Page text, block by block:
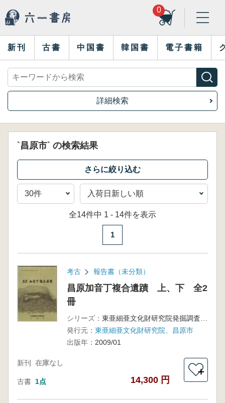
0
新刊 古書 中国書 韓国書 電子書籍
詳細検索
`昌原市` の検索結果
全14件中 1 - 14件を表示
1
考古 報告書（未分類）
昌原加音丁複合遺蹟 上、下 全2
冊
シリーズ：
発行元： 東亜細亜文化財研究院、昌原市
出版年： 2009/01
新刊 在庫なし
古書 1点 14,300 円
＋